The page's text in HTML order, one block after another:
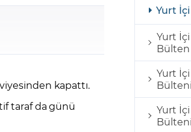
Rollover Tarih ve Koşulları Yasal
GCM Borsa Trader
Finansal Araçlar
kapattı.
taraf da günü
Yurt
Yurt
Bülten
Yurt İçi
Bülteni
Yurt İçi
Bülteni